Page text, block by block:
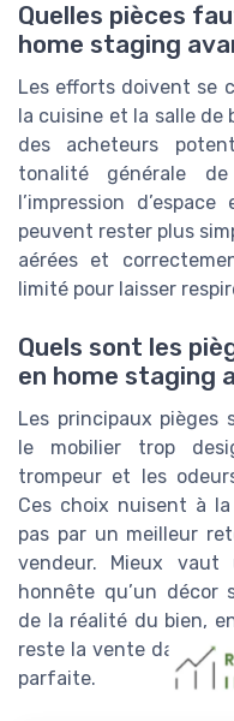
Quelles pièces
home staging
Les efforts doivent se
la cuisine et la salle
des acheteurs
tonalité générale
l’impression
peuvent rester plus
aérées et
limité pour laisser
Quels sont les
en home staging
Les principaux pièges
le mobilier trop
trompeur et les
Ces choix nuisent à
pas par un meilleur
vendeur. Mieux
honnête qu’un décor
de la réalité du bien,
reste la vente dans de
parfaite.